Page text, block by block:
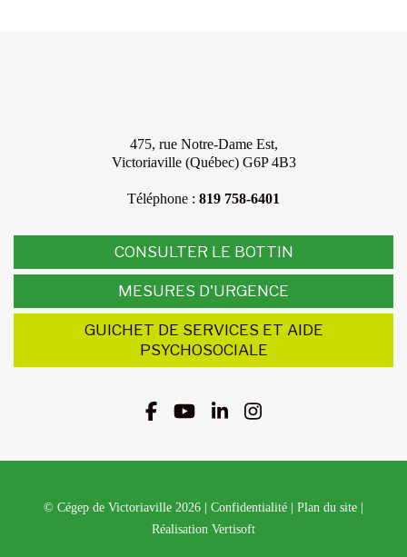
475, rue Notre-Dame Est,
Victoriaville (Québec) G6P 4B3
Téléphone : 819 758-6401
CONSULTER LE BOTTIN
MESURES D'URGENCE
GUICHET DE SERVICES ET AIDE
PSYCHOSOCIALE
© Cégep de Victoriaville 2026 | Confidentialité | Plan du site |
Réalisation Vertisoft